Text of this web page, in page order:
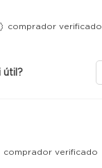
comprador verificado
útil?
comprador verificado